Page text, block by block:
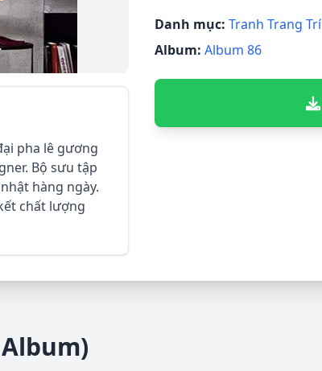
pha lê gương
Bộ sưu tập
hàng ngày.
chất lượng
Danh mục: Tranh Trang Trí
Album: Album 86